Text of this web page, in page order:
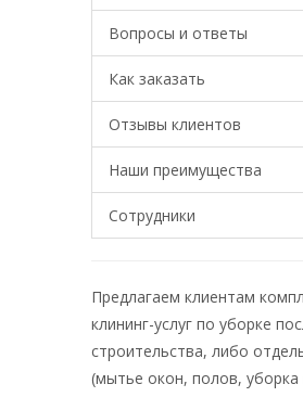
Вопросы и ответы
Как заказать
Отзывы клиентов
Наши преимущества
Сотрудники
Предлагаем клиентам
клининг-услуг по уборке
строительства, либо
(мытье окон, полов, уборка